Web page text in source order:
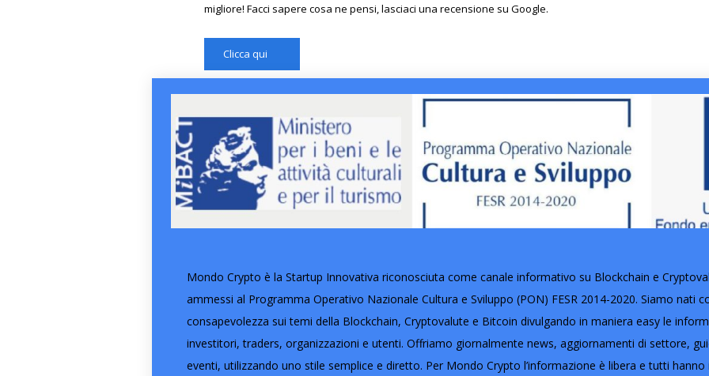
migliore! Facci sapere cosa ne pensi, lasciaci una recensione su Google.
Clicca qui
Mondo Crypto è la Startup Innovativa riconosciuta come canale informativo su Blockchain e
ammessi al Programma Operativo Nazionale Cultura e Sviluppo (PON) FESR 2014-2020. Siamo nati
consapevolezza sui temi della Blockchain, Cryptovalute e Bitcoin divulgando in maniera easy le
investitori, traders, organizzazioni e utenti. Offriamo giornalmente news, aggiornamenti di settore,
eventi, utilizzando uno stile semplice e diretto. Per Mondo Crypto l’informazione è libera e tutti